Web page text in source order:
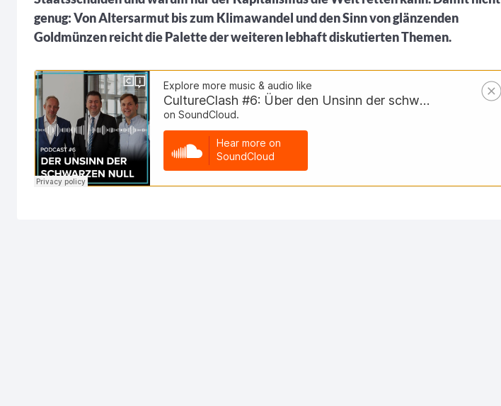
genug: Von Altersarmut bis zum Klimawandel und den Sinn von glänzenden
Goldmünzen reicht die Palette der weiteren lebhaft diskutierten Themen.